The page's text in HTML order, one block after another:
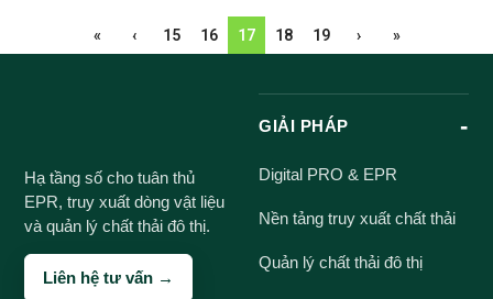
« ‹ 15 16 17 18 19 › »
Hạ tầng số cho tuân thủ
EPR, truy xuất dòng vật liệu
và quản lý chất thải đô thị.
Liên hệ tư vấn →
GIẢI PHÁP
Digital PRO & EPR
Nền tảng truy xuất chất thải
Quản lý chất thải đô thị